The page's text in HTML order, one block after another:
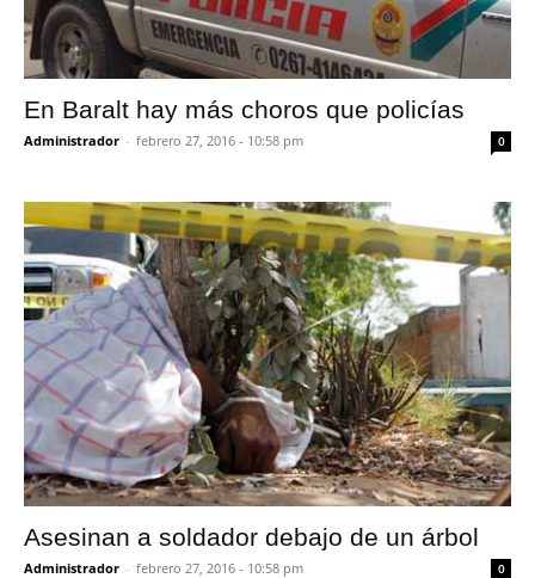
En Baralt hay más choros que policías
Administrador - febrero 27, 2016 - 10:58 pm 0
Asesinan a soldador debajo de un árbol
Administrador - febrero 27, 2016 - 10:58 pm 0